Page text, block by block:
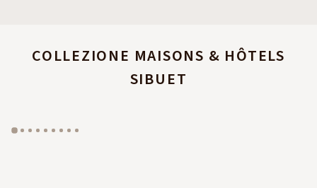
COLLEZIONE MAISONS & HÔTELS
SIBUET